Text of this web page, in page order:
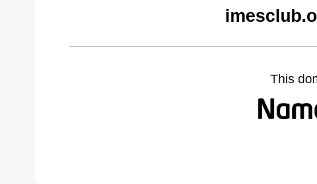
This